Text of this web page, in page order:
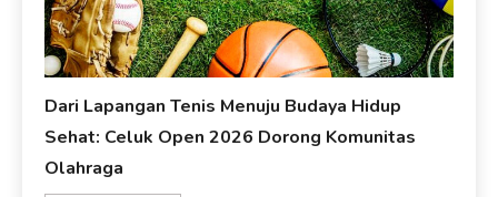
Dari Lapangan Tenis Menuju Budaya Hidup
Sehat: Celuk Open 2026 Dorong Komunitas
Olahraga